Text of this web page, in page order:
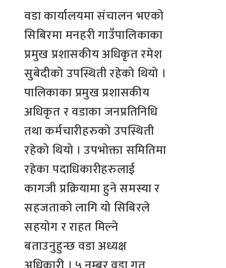
वडा कार्यालयमा संचालन भएको
सिबिरमा मनहरी गाउँपालिकाका
प्रमुख प्रशासकीय अधिकृत रमेश
सुबेदीको उपस्थिती रहेको थियो ।
पालिकाका प्रमुख प्रशासकीय
अधिकृत र वडाका जनप्रतिनिधि
तथा कर्मचारीहरुको उपस्थिती
रहेको थियो । उपभोक्ता समितिमा
रहेका पदाधिकारीहरुलाई
कागजी प्रक्रियामा हुने समस्या र
सहजताको लागि यो सिबिरले
सहयोग र राहत मिल्ने
बताउनुहुन्छ वडा अध्यक्ष